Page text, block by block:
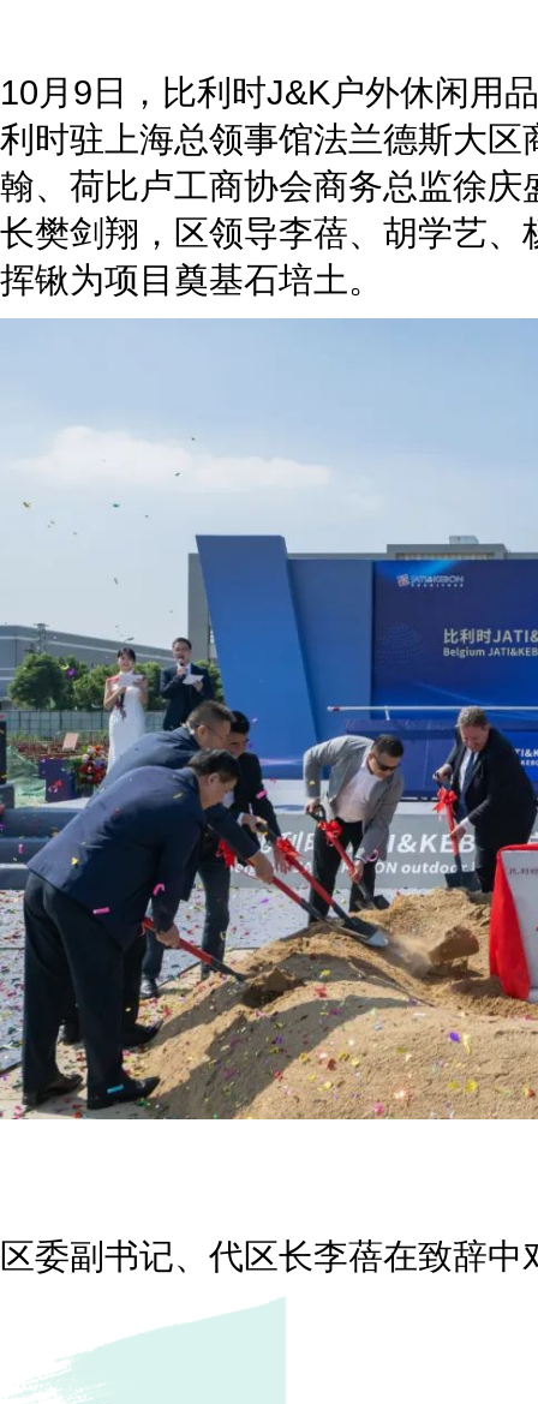
10月9日，比利时J&K户外休闲用
利时驻上海总领事馆法兰德斯大
翰、荷比卢工商协会商务总监徐
长樊剑翔，区领导李蓓、胡学艺
挥锹为项目奠基石培土。
区委副书记、代区长李蓓在致辞